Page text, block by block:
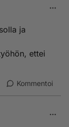
ja
ettei
Kommentoi